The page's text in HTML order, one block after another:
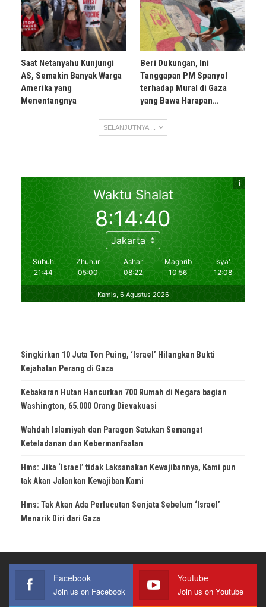
Saat Netanyahu Kunjungi
AS, Semakin Banyak Warga
Amerika yang
Menentangnya
Beri Dukungan, Ini
Tanggapan PM Spanyol
terhadap Mural di Gaza
yang Bawa Harapan…
SELANJUTNYA ...
Singkirkan 10 Juta Ton Puing, ‘Israel’ Hilangkan Bukti
Kejahatan Perang di Gaza
Kebakaran Hutan Hancurkan 700 Rumah di Negara bagian
Washington, 65.000 Orang Dievakuasi
Wahdah Islamiyah dan Paragon Satukan Semangat
Keteladanan dan Kebermanfaatan
Hms: Jika ‘Israel’ tidak Laksanakan Kewajibannya, Kami pun
tak Akan Jalankan Kewajiban Kami
Hms: Tak Akan Ada Perlucutan Senjata Sebelum ‘Israel’
Menarik Diri dari Gaza
Facebook
Join us on Facebook
Youtube
Join us on Youtube